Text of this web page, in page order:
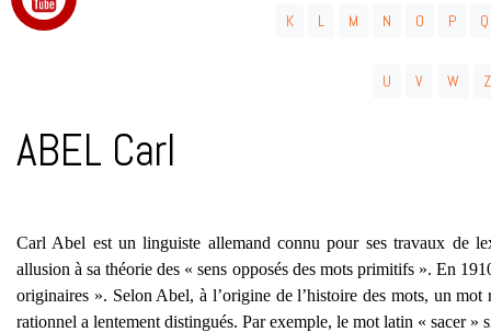
K L M N O P Q
U V W Z
ABEL Carl
Carl Abel est un linguiste allemand connu pour ses travaux de
allusion à sa théorie des « sens opposés des mots primitifs ». En
originaires ». Selon Abel, à l’origine de l’histoire des mots, un mot
rationnel a lentement distingués. Par exemple, le mot latin « sacer »